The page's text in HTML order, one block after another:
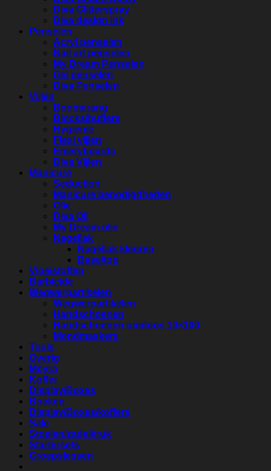
Diva Glitterspray
Diva design ink
Penselen
Acryl penselen
Nail art penselen
My Dream Penselen
Gel penselen
Diva Penselen
Vijlen
Boomerang
Blocks/buffers
Hygienic
Flexi vijlen
Emeryboards
Diva Vijlen
Manicure
Seduction
Manicure benodigdheden
Olie
Diva Oil
My Dream olie
Nagellak
Nagellak kleuren
Base/top
Vloeistoffen
Barbicide
Wegwerpartikelen
Wegwerpartikelen
Handschoenen
Handschoenen omdoos 10×100
Mondmaskers
Tools
Overig
Moyra
Koffer
Display/Boxes
Boeken
Display/Boxes/koffers
Sale
Stoelen/zadelkruk
Startersets
Groepslessen